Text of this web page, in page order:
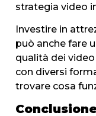
strategia video
Investire in
può anche fare
qualità dei
con diversi
trovare cosa